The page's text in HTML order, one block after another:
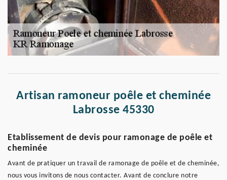
Artisan ramoneur poêle et cheminée
Labrosse 45330
Etablissement de devis pour ramonage de poêle et
cheminée
Avant de pratiquer un travail de ramonage de poêle et de cheminée,
nous vous invitons de nous contacter. Avant de conclure notre